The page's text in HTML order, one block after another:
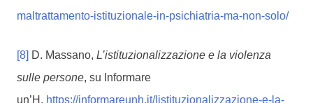
maltrattamento-istituzionale-in-psichiatria-ma-non-solo/
[8] D. Massano, L’istituzionalizzazione e la violenza
sulle persone, su Informare
un’H, https://informareunh.it/listituzionalizzazione-e-la-